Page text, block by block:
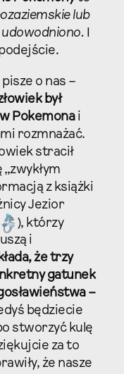
lub
I
o nas –
był
Pokemonai
rozmnażać.
stracił
z książki
Jezior
), którzy
i
że trzy
gatunek
–
będziecie
stworzyć kulę
za to
że nasze